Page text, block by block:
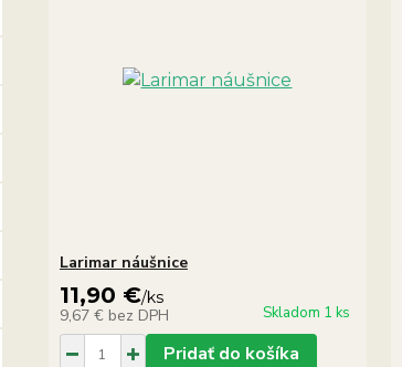
Larimar náušnice
11,90 €/ks
9,67 € bez DPH Skladom 1 ks
Pridať do košíka